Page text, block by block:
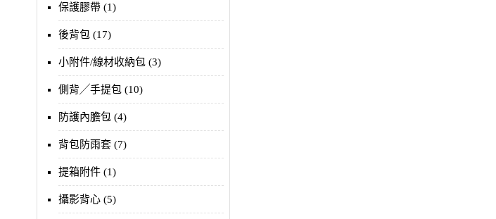
保護膠帶 (1)
後背包 (17)
小附件/線材收納包 (3)
側背╱手提包 (10)
防護內膽包 (4)
背包防雨套 (7)
提箱附件 (1)
攝影背心 (5)